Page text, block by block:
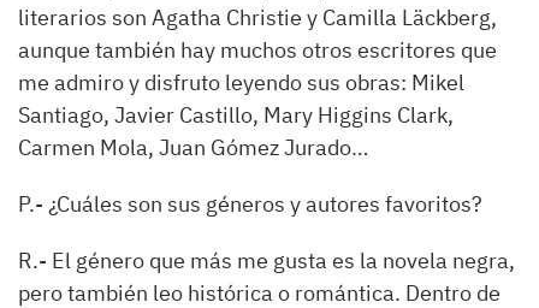
literarios son Agatha Christie y Camilla Läckberg,
aunque también hay muchos otros escritores que
me admiro y disfruto leyendo sus obras: Mikel
Santiago, Javier Castillo, Mary Higgins Clark,
Carmen Mola, Juan Gómez Jurado…
P.- ¿Cuáles son sus géneros y autores favoritos?
R.- El género que más me gusta es la novela negra,
pero también leo histórica o romántica. Dentro de